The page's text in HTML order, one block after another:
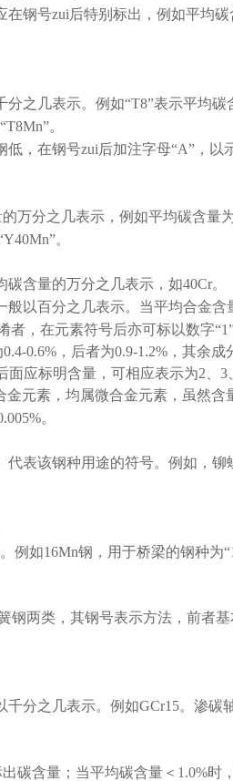
钢号zui后特别标出，例如平均碳
分之几表示。例如“T8”表示平均碳
“T8Mn”。
低，在钢号zui后加注字母“A” ，以
万分之几表示，例如平均碳含量
。
碳含量的万分之几表示，如40Cr。
以百分之几表示。当平均合金含
者，在元素符号后亦可标以数字
0.4-0.6% ，后者为0.9-1.2% ，其余
面应标明含量，可相应表示为2 、3
金元素，均属微合金元素，虽然
。
表该钢种用途的符号。例如，铆
例如16Mn钢，用于桥梁的钢种为
钢两类，其钢号表示方法，前者
千分之几表示。例如GCr15。渗碳
碳含量；当平均碳含量＜ 1.0%时